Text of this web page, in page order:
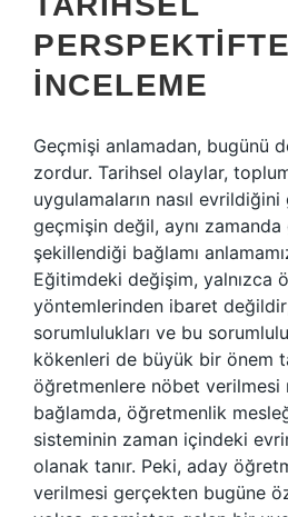
İNCELEME
Geçmişi anlamadan, bugünü
zordur. Tarihsel olaylar,
uygulamaların nasıl
geçmişin değil, aynı
şekillendiği bağlamı
Eğitimdeki değişim, yalnızca
yöntemlerinden ibaret
sorumlulukları ve bu
kökenleri de büyük bir önem
öğretmenlere nöbet verilmesi
bağlamda, öğretmenlik
sisteminin zaman içindeki
olanak tanır. Peki, aday
verilmesi gerçekten bugüne